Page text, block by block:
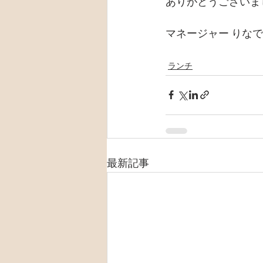
ありがとうございま
マネージャー りな
ランチ
最新記事